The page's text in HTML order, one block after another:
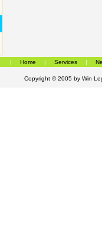
| Home | Services |
Copyright © 2005 by Win